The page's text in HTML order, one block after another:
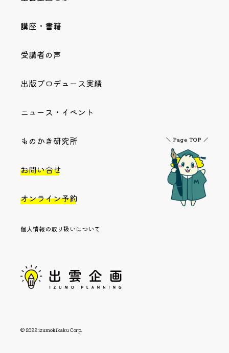
講座・書籍
受講者の声
出版プロデュース実績
ニュース・イベント
ものかき研究所
お問い合せ
オンライン予約
個人情報の取り扱いについて
© 2022 izumokikaku Corp.